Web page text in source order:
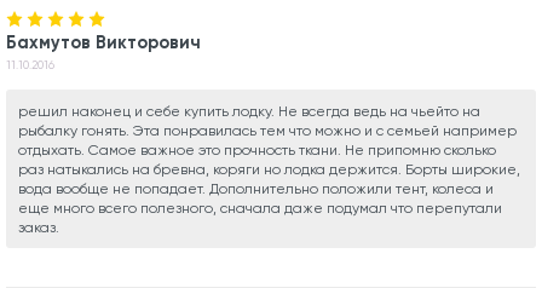
Бахмутов Викторович
11.10.2016
решил наконец и себе купить лодку. Не всегда ведь на чьейто на
рыбалку гонять. Эта понравилась тем что можно и с семьей например
отдыхать. Самое важное это прочность ткани. Не припомню сколько
раз натыкались на бревна, коряги но лодка держится. Борты широкие,
вода вообще не попадает. Дополнительно положили тент, колеса и
еще много всего полезного, сначала даже подумал что перепутали
заказ.